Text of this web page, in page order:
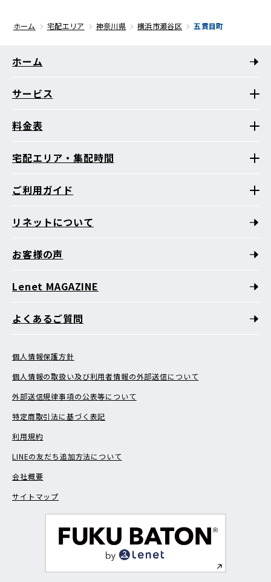
ホーム 宅配エリア 神奈川県 横浜市瀬谷区 五貫目町
ホーム
サービス
料金表
宅配エリア・集配時間
ご利用ガイド
リネットについて
お客様の声
Lenet MAGAZINE
よくあるご質問
個人情報保護方針
個人情報の取扱い及び利用者情報の外部送信について
外部送信規律事項の公表等について
特定商取引法に基づく表記
利用規約
LINEの友だち追加方法について
会社概要
サイトマップ